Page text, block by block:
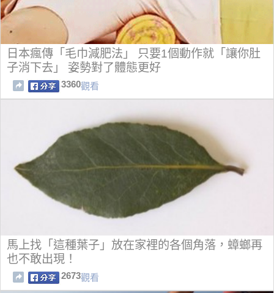
日本瘋傳「毛巾減肥法」 只要1個動作就「讓你肚
子消下去」 姿勢對了體態更好
3360觀看
馬上找「這種葉子」放在家裡的各個角落，蟑螂再
也不敢出現！
2673觀看